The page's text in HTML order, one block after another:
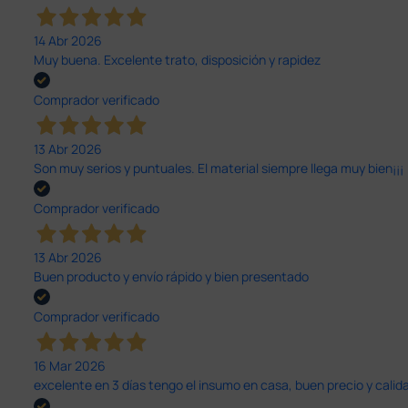
14 Abr 2026
Muy buena. Excelente trato, disposición y rapidez
Comprador verificado
13 Abr 2026
Son muy serios y puntuales. El material siempre llega muy bien¡¡¡
Comprador verificado
13 Abr 2026
Buen producto y envío rápido y bien presentado
Comprador verificado
16 Mar 2026
excelente en 3 días tengo el insumo en casa, buen precio y